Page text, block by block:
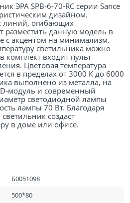
ЭРА SPB-6-70-RC серии Sance
дизайном.
линий, огибающих
разместить данную модель в
с акцентом на минимализм.
светильника можно
комплект входит пульт
Цветовая температура
в пределах от 3000 К до 6000
выполнено из металла, на
модуль и современный
светодиодной лампы
лампы 70 Вт. Благодаря
создаст
в доме или офисе.
Б0051098
500*80